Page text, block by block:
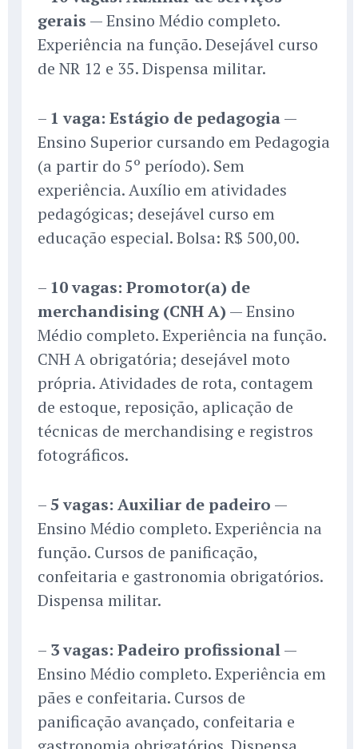
gerais — Ensino Médio completo.
Experiência na função. Desejável curso
de NR 12 e 35. Dispensa militar.
– 1 vaga: Estágio de pedagogia—
Ensino Superior cursando em Pedagogia
(a partir do 5º período). Sem
experiência. Auxílio em atividades
pedagógicas; desejável curso em
educação especial. Bolsa: R$ 500,00.
– 10 vagas: Promotor(a) de
merchandising (CNH A) — Ensino
Médio completo. Experiência na função.
CNH A obrigatória; desejável moto
própria. Atividades de rota, contagem
de estoque, reposição, aplicação de
técnicas de merchandising e registros
fotográficos.
–5 vagas: Auxiliar de padeiro —
Ensino Médio completo. Experiência na
função. Cursos de panificação,
confeitaria e gastronomia obrigatórios.
Dispensa militar.
– 3 vagas: Padeiro profissional—
Ensino Médio completo. Experiência em
pães e confeitaria. Cursos de
panificação avançado, confeitaria e